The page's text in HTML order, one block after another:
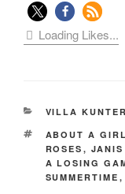
Loading Likes...
KATEGORIEN
VILLA
ABOUT A GIRL
ROSES ,
A LOSING
SUMMERTIME ,